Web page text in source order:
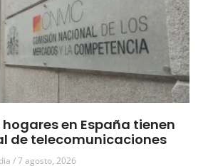
hogares en España tienen
de telecomunicaciones
7 agosto, 2026